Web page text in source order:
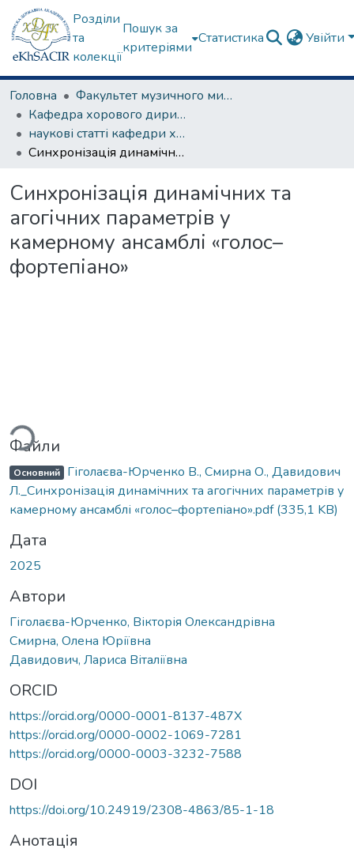
Розділи
та
колекції
Пошук за
критеріями
Статистика Увійти
Головна
Факультет музичного мистецтва
Кафедра хорового диригування та академічного співу
наукові статті кафедри хорового диригування
Синхронізація динамічних та агогічних параметрів у камерному ансамблі «голос–фортепіано»
Синхронізація динамічних та
агогічних параметрів у
камерному ансамблі «голос–
фортепіано»
Вантажиться...
Файли
Основний Гіголаєва-Юрченко В., Смирна О., Давидович
Л._Синхронізація динамічних та агогічних параметрів у
камерному ансамблі «голос–фортепіано».pdf(335,1 KB)
Дата
2025
Автори
Гіголаєва-Юрченко, Вікторія Олександрівна
Смирна, Олена Юріївна
Давидович, Лариса Віталіївна
ORCID
https://orcid.org/0000-0001-8137-487X
https://orcid.org/0000-0002-1069-7281
https://orcid.org/0000-0003-3232-7588
DOI
https://doi.org/10.24919/2308-4863/85-1-18
Анотація